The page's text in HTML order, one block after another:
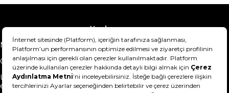
Yardım
Mesafeli Satış Sözleşmesi
Teslimat Bilgisi
Gizlilik Sözleşmesi
Şartlar & Koşullar
Ürünümü nasıl iade
edebilirim?
Hakkımızda